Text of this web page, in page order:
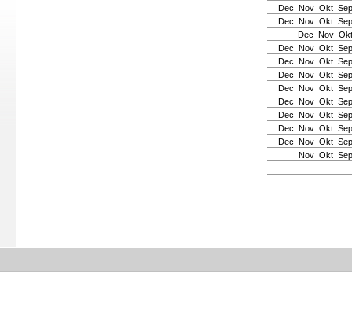
Dec Nov Okt Sep
Dec Nov Okt Sep
Dec Nov Okt
Dec Nov Okt Sep
Dec Nov Okt Sep
Dec Nov Okt Sep
Dec Nov Okt Sep
Dec Nov Okt Sep
Dec Nov Okt Sep
Dec Nov Okt Sep
Dec Nov Okt Sep
Nov Okt Sep